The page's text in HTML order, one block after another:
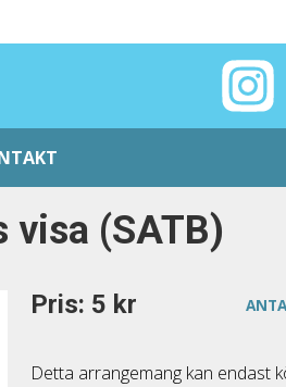
visa (SATB)
Pris: 5 kr
Detta arrangemang kan endast